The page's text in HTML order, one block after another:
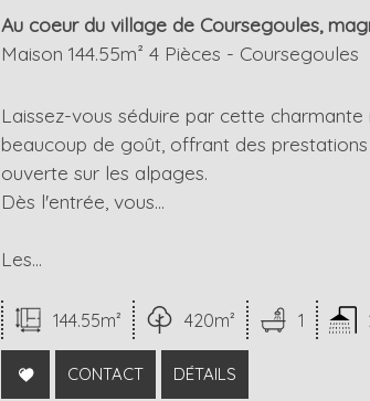
Au coeur du village de Coursegoules,
Maison 144.55m² 4 Pièces - Coursegoules
Laissez-vous séduire par cette
beaucoup de goût, offrant des
ouverte sur les alpages.
Dès l'entrée, vous...
Les...
144.55m² 420m² 1
CONTACT DÉTAILS